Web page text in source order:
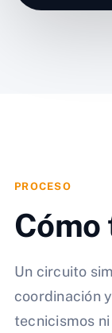
PROCESO
Un circuito
coordinación
tecnicismos